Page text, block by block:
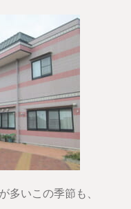
多いこの季節も、